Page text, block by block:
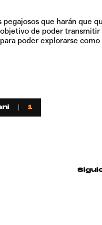
que harán que
de poder transmitir
poder explorarse
1